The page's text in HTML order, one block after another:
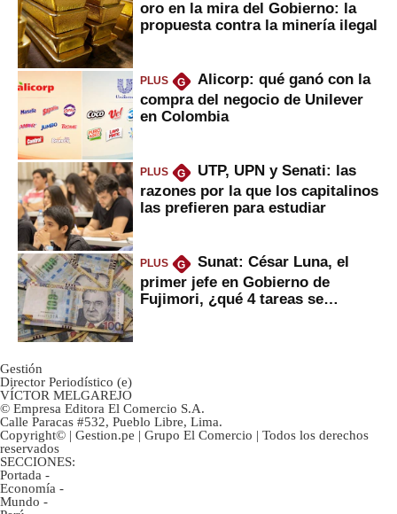
oro en la mira del Gobierno: la
propuesta contra la minería ilegal
PLUS G
Alicorp: qué ganó con la
compra del negocio de Unilever
en Colombia
PLUS G
UTP, UPN y Senati: las
razones por la que los capitalinos
las prefieren para estudiar
PLUS G
Sunat: César Luna, el
primer jefe en Gobierno de
Fujimori, ¿qué 4 tareas se
Gestión
Director Periodístico (e)
VÍCTOR MELGAREJO
© Empresa Editora El Comercio S.A.
Calle Paracas #532, Pueblo Libre, Lima.
Copyright© | Gestion.pe | Grupo El Comercio | Todos los derechos
reservados
SECCIONES:
Portada -
Economía -
Mundo -